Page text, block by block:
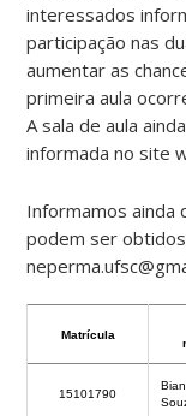
interessados
participação nas
aumentar as
primeira aula
A sala de aula
informada no site
Informamos ainda
podem ser
Matrícula
15101790